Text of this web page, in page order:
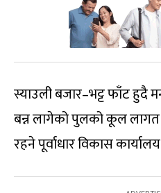
स्याउली बजार–भट्ट फाँट
बन्न लागेको पुलको कूल
रहने पूर्वाधार विकास